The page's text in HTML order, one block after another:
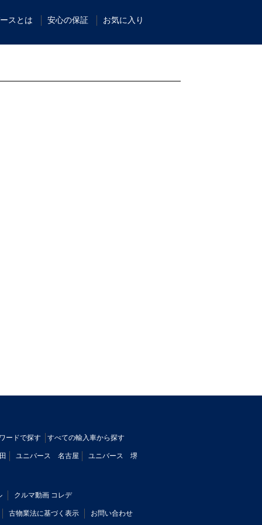
スとは 安心の保証 お気に入り
ードで探す すべての輸入車から探す
ユニバース 名古屋 ユニバース 堺
クルマ動画 コレデ
古物業法に基づく表示 お問い合わせ